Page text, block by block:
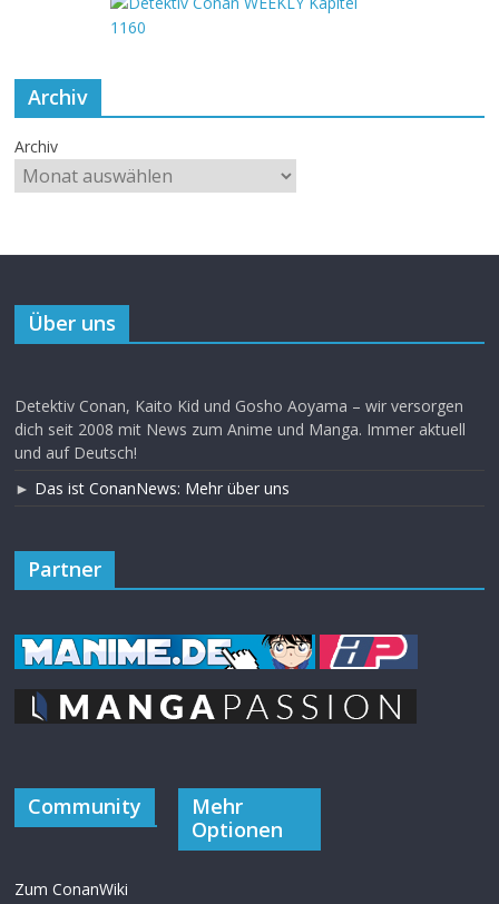
Archiv
Archiv
Über uns
Detektiv Conan, Kaito Kid und Gosho Aoyama – wir versorgen
dich seit 2008 mit News zum Anime und Manga. Immer aktuell
und auf Deutsch!
► Das ist ConanNews: Mehr über uns
Partner
Community
Zum ConanWiki
Mehr
Optionen